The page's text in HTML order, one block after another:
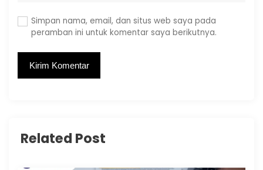
Simpan nama, email, dan situs web saya pada
peramban ini untuk komentar saya berikutnya.
Related Post